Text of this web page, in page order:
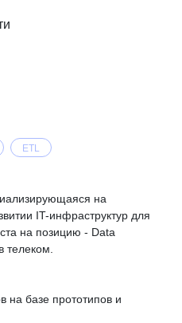
ETL
на
IT-инфраструктур для
на позицию - Data
телеком.
на базе прототипов и